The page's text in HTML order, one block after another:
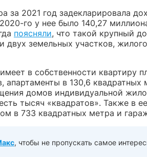
за 2021 год задекларировала
го у нее было 140,27
поясняли, что такой крупный
двух земельных участков,
в собственности квартиру
апартаменты в 130,6 квадратных
домов индивидуальной
тысяч «квадратов». Также в
в 733 квадратных метра и
, чтобы не пропускать самое